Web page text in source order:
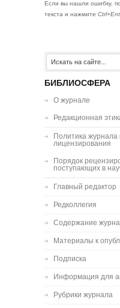
Если вы нашли ошибку,
текста и нажмите
БИБЛИОСФЕРА
О журнале
Редакционная
Политика журнала
лицензирования
Порядок
поступающих в
Главный редактор
Редколлегия
Содержание
Материалы к
Подписка
Информация для
Рубрики журнала